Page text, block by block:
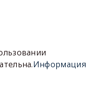
Информация